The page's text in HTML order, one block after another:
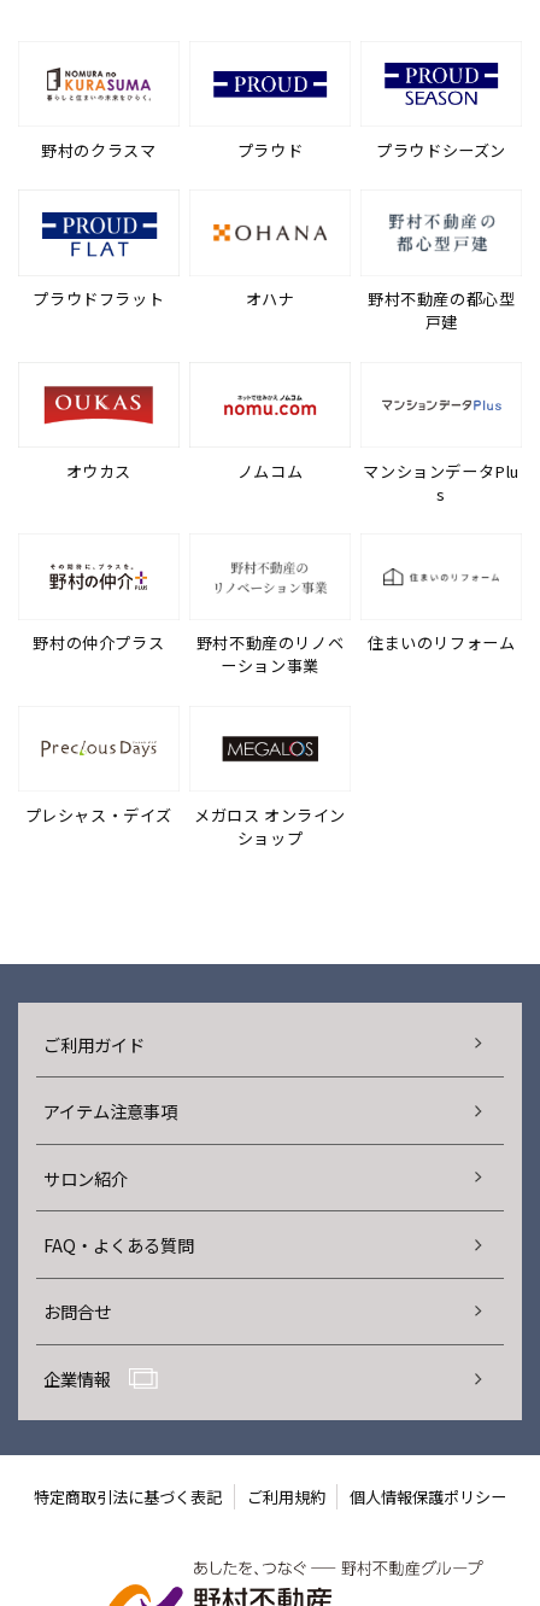
野村のクラスマ プラウド プラウドシーズン
プラウドフラット オハナ
野村不動産の都心型
戸建
オウカス ノムコム
マンションデータPlu
s
野村の仲介プラス
野村不動産のリノベ
ーション事業
住まいのリフォーム
プレシャス・デイズ
メガロス オンライン
ショップ
ご利用ガイド
アイテム注意事項
サロン紹介
FAQ・よくある質問
お問合せ
企業情報
特定商取引法に基づく表記 ご利用規約 個人情報保護ポリシー